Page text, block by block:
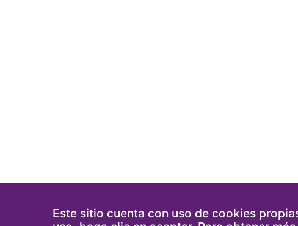
Este sitio cuenta con uso de cookies